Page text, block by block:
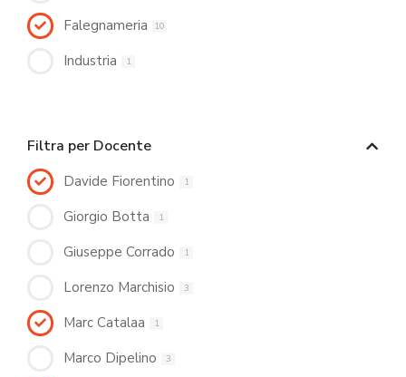
Falegnameria 10
Industria 1
Filtra per Docente
Davide Fiorentino 1
Giorgio Botta 1
Giuseppe Corrado 1
Lorenzo Marchisio 3
Marc Catalaa 1
Marco Dipelino 3